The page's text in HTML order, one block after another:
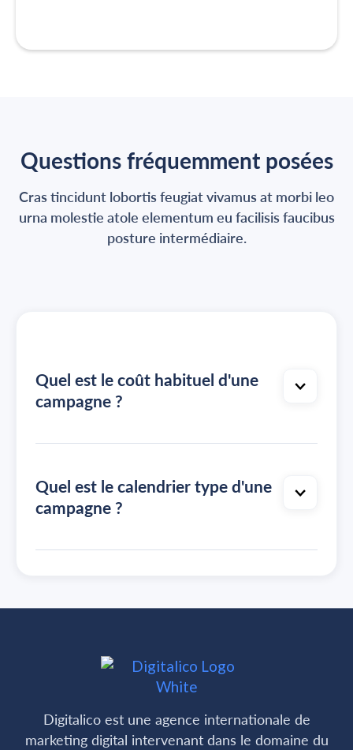
Questions fréquemment posées
Cras tincidunt lobortis feugiat vivamus at morbi leo
urna molestie atole elementum eu facilisis faucibus
posture intermédiaire.
Quel est le coût habituel d'une
campagne ?
Quel est le calendrier type d'une
campagne ?
Digitalico est une agence internationale de
marketing digital intervenant dans le domaine du